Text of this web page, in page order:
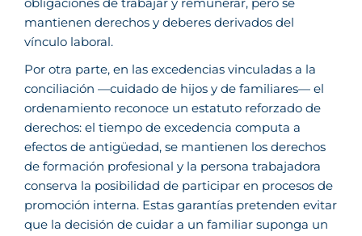
obligaciones de trabajar y remunerar, pero se
mantienen derechos y deberes derivados del
vínculo laboral.
Por otra parte, en las excedencias vinculadas a la
conciliación —cuidado de hijos y de familiares— el
ordenamiento reconoce un estatuto reforzado de
derechos: el tiempo de excedencia computa a
efectos de antigüedad, se mantienen los derechos
de formación profesional y la persona trabajadora
conserva la posibilidad de participar en procesos de
promoción interna. Estas garantías pretenden evitar
que la decisión de cuidar a un familiar suponga un